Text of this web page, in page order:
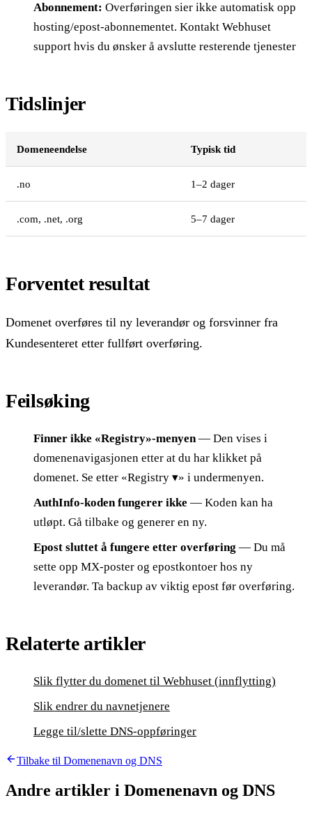
Abonnement: Overføringen sier ikke automatisk opp
hosting/epost-abonnementet. Kontakt Webhuset
support hvis du ønsker å avslutte resterende tjenester
Tidslinjer
Domeneendelse Typisk tid
.no 1–2 dager
.com, .net, .org 5–7 dager
Forventet resultat
Domenet overføres til ny leverandør og forsvinner fra
Kundesenteret etter fullført overføring.
Feilsøking
Finner ikke «Registry»-menyen— Den vises i
domenenavigasjonen etter at du har klikket på
domenet. Se etter «Registry ▾» i undermenyen.
AuthInfo-koden fungerer ikke — Koden kan ha
utløpt. Gå tilbake og generer en ny.
Epost sluttet å fungere etter overføring — Du må
sette opp MX-poster og epostkontoer hos ny
leverandør. Ta backup av viktig epost før overføring.
Relaterte artikler
Slik flytter du domenet til Webhuset (innflytting)
Slik endrer du navnetjenere
Legge til/slette DNS-oppføringer
Tilbake til Domenenavn og DNS
Andre artikler i Domenenavn og DNS